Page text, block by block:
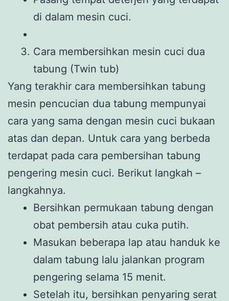
di dalam mesin cuci.
Cara membersihkan mesin cuci dua
tabung (Twin tub)
Yang terakhir cara membersihkan tabung
mesin pencucian dua tabung mempunyai
cara yang sama dengan mesin cuci bukaan
atas dan depan. Untuk cara yang berbeda
terdapat pada cara pembersihan tabung
pengering mesin cuci. Berikut langkah –
langkahnya.
Bersihkan permukaan tabung dengan
obat pembersih atau cuka putih.
Masukan beberapa lap atau handuk ke
dalam tabung lalu jalankan program
pengering selama 15 menit.
Setelah itu, bersihkan penyaring serat